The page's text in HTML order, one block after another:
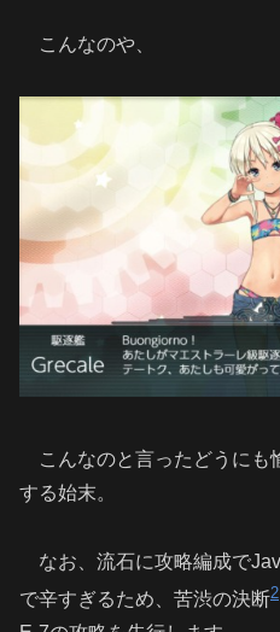
こんなのや、
こんなのと言ったどうにも
する始末。
なお、流石に攻略編成で
で辛すぎるため、苦渋の決断2